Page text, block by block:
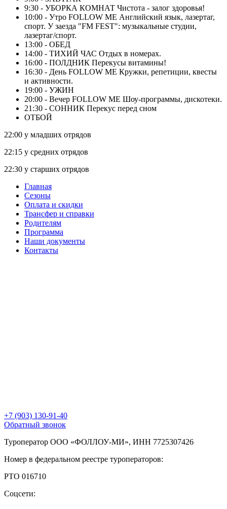
9:30 - УБОРКА КОМНАТ Чистота - залог здоровья!
10:00 - Утро FOLLOW ME Английский язык, лазертаг,
спорт. У заезда "FM FEST": музыкальные студии,
лазертаг/спорт.
13:00 - ОБЕД
14:00 - ТИХИЙ ЧАС Отдых в номерах.
16:00 - ПОЛДНИК Перекусы витамины!
16:30 - День FOLLOW ME Кружки, репетиции, квесты
и активности.
19:00 - УЖИН
20:00 - Вечер FOLLOW ME Шоу-программы, дискотеки.
21:30 - СОННИК Перекус перед сном
ОТБОЙ
22:00 у младших отрядов
22:15 у средних отрядов
22:30 у старших отрядов
Главная
Сезоны
Оплата и скидки
Трансфер и справки
Родителям
Программа
Наши документы
Контакты
+7 (903) 130-91-40
Обратный звонок
Туроператор ООО «ФОЛЛОУ-МИ», ИНН 7725307426
Номер в федеральном реестре туроператоров:
РТО 016710
Соцсети: